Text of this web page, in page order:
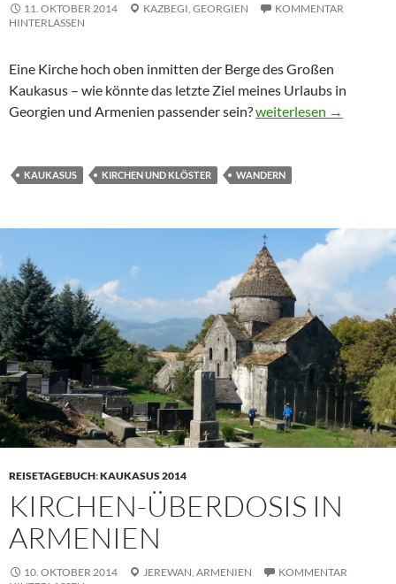
11. OKTOBER 2014 KAZBEGI, GEORGIEN
KOMMENTAR
HINTERLASSEN
Eine Kirche hoch oben inmitten der Berge des Großen
Kaukasus – wie könnte das letzte Ziel meines Urlaubs in
Georgien und Armenien passender sein?Ein würdiger Abschluss
weiterlesen →
KAUKASUS KIRCHEN UND KLÖSTER WANDERN
REISETAGEBUCH:KAUKASUS 2014
KIRCHEN-ÜBERDOSIS IN
ARMENIEN
10. OKTOBER 2014 JEREWAN, ARMENIEN
KOMMENTAR